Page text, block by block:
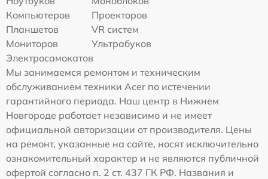
Компьютеров
Проекторов
Планшетов
VR систем
Мониторов
Ультрабуков
Электросамокатов
Мы занимаемся ремонтом и техническим
обслуживанием техники Acer по истечении
гарантийного периода. Наш центр в Нижнем
Новгороде работает независимо и не имеет
официальной авторизации от производителя. Цены
на ремонт, указанные на сайте, носят исключительно
ознакомительный характер и не являются публичной
офертой согласно п. 2 ст. 437 ГК РФ. Названия и